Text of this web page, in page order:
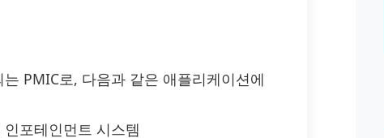
PMIC로, 다음과 같은 애플리케이션에
포테인먼트 시스템